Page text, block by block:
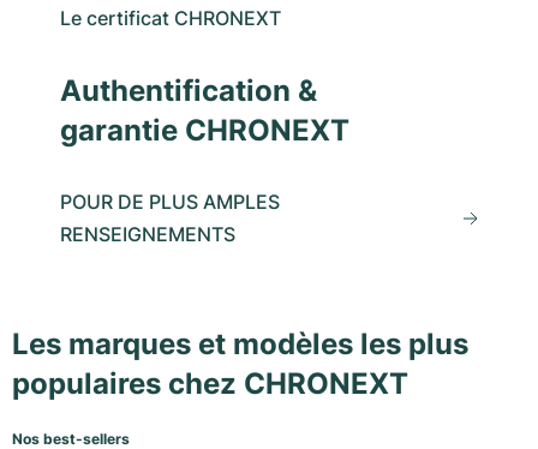
Le certificat CHRONEXT
Authentification &
garantie CHRONEXT
POUR DE PLUS AMPLES
RENSEIGNEMENTS
Les marques et modèles les plus
populaires chez CHRONEXT
Nos best-sellers